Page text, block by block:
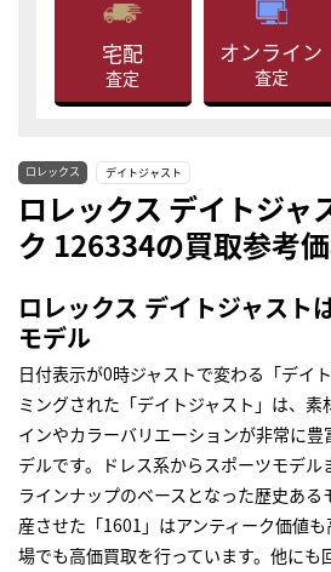
宅配
査定
オンライン
査定
ロレックス デイトジャスト
ロレックス デイトジャ
ク 126334の買取参考
ロレックス デイトジャスト
モデル
日付表示が0時ジャストで変わる「デイ
ミングされた「デイトジャスト」は、
インやカラーバリエーションが非常に
デルです。ドレス系からスポーツモデル
ラインナップのベースとなった歴史あ
産させた「1601」はアンティーク価値
場でも高価買取を行っています。他にも